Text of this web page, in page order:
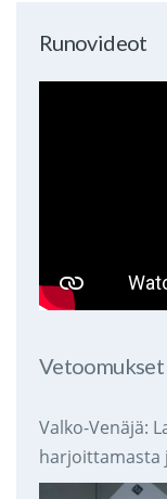
Runovideot
Vetoomukset
Valko-Venäjä:
harjoittamasta